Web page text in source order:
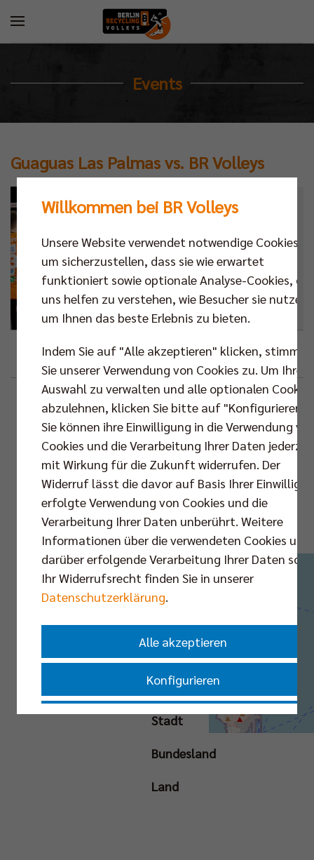
Events
Guaguas Las Palmas vs. BR Volleys
Kalender
Datum
Ort
Champions League
Google Outlook (.ics)
Beschreibung
VS.
Champions
League |
Gruppenphase | 4.
Spieltag
Standortinformationen
Gran Canaria
Arena
Karte
Straße
Stadt
Bundesland
Land
Willkommen bei BR Volleys
Unsere Website verwendet notwendige Cookies,
um sicherzustellen, dass sie wie erwartet
funktioniert sowie optionale Analyse-Cookies, die
uns helfen zu verstehen, wie Besucher sie nutzen,
um Ihnen das beste Erlebnis zu bieten.
Indem Sie auf "Alle akzeptieren" klicken, stimmen
Sie unserer Verwendung von Cookies zu. Um Ihre
Auswahl zu verwalten und alle optionalen Cookies
abzulehnen, klicken Sie bitte auf "Konfigurieren".
Sie können ihre Einwilligung in die Verwendung
Cookies und die Verarbeitung Ihrer Daten
mit Wirkung für die Zukunft widerrufen. Der
Widerruf lässt die davor auf Basis Ihrer
erfolgte Verwendung von Cookies und die
Verarbeitung Ihrer Daten unberührt. Weitere
Informationen über die verwendeten Cookies und
darüber erfolgende Verarbeitung Ihrer Daten
Ihr Widerrufsrecht finden Sie in unserer
Datenschutzerklärung.
Alle akzeptieren
Konfigurieren
Nur essenzielle Cookies akzeptieren
|Datenschutzerklärung